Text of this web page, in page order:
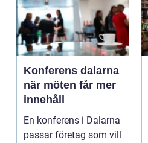
Konferens dalarna
när möten får mer
innehåll
En konferens i Dalarna
passar företag som vill